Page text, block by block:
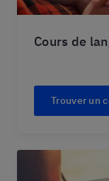
Cours de
Trouver un